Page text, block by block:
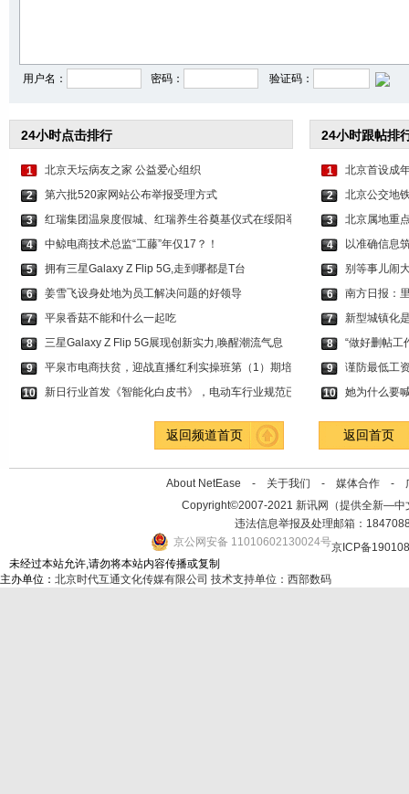
用户名： 密码： 验证码：
24小时点击排行
1
北京天坛病友之家 公益爱心组织
2
第六批520家网站公布举报受理方式
3
红瑞集团温泉度假城、红瑞养生谷奠基仪式在绥阳举
4
中鲸电商技术总监“工藤”年仅17？！
5
拥有三星Galaxy Z Flip 5G,走到哪都是T台
6
姜雪飞设身处地为员工解决问题的好领导
7
平泉香菇不能和什么一起吃
8
三星Galaxy Z Flip 5G展现创新实力,唤醒潮流气息
9
平泉市电商扶贫，迎战直播红利实操班第（1）期培
10
新日行业首发《智能化白皮书》，电动车行业规范已
24小时跟帖排
1
北京首设成
2
北京公交地
3
北京属地重
4
以准确信息
5
别等事儿闹
6
南方日报：
7
新型城镇化
8
“做好删帖工
9
谨防最低工
10
她为什么要
返回频道首页 返回首页
About NetEase - 关于我们 - 媒体合作 -
Copyright©2007-2021 新讯网（提供全新—中
违法信息举报及处理邮箱：
京公网安备 11010602130024号京ICP备
未经过本站允许,请勿将本站内容传播或复制
主办单位： 北京时代互通文化传媒有限公司 技术支持单位：西部数码